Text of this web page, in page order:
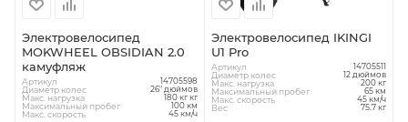
Электровелосипед
MOKWHEEL OBSIDIAN 2.0
камуфляж
Артикул 14705598
Диаметр колес 26" дюймов
Макс. нагрузка 180 кг кг
Максимальный пробег 100 км
Макс. скорость 45 км/ч
Электровелосипед IKINGI
U1 Pro
Артикул 14705511
Диаметр колес 12 дюймов
Макс. нагрузка 200 кг
Максимальный пробег 65 км
Макс. скорость 45 км/ч
Вес 75.7 кг